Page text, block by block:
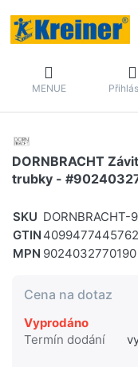
MENUE
DORNBRACHT
trubky -
SKU
GTIN 4099477445762
MPN 9024032770190
Cena na dotaz
Vyprodáno
Termín dodání